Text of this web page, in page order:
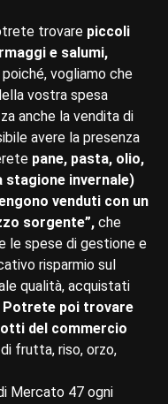
trovare piccoli
e salumi,
poiché, vogliamo che
vostra spesa
anche la vendita di
avere la presenza
pane, pasta, olio,
stagione invernale)
venduti con un
sorgente”, che
le spese di gestione e
risparmio sul
qualità, acquistati
Potrete poi trovare
del commercio
frutta, riso, orzo,
Mercato 47 ogni